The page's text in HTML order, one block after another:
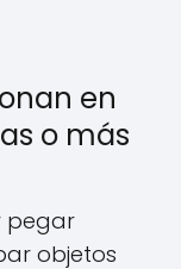
en
o más
pegar
objetos